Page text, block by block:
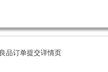
品订单提交详情页